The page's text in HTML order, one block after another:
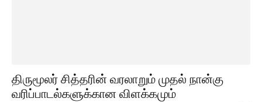
திருமூலர் சித்தரின் வரலாறும் முதல் நான்கு
வரிப்பாடல்களுக்கான விளக்கமும்